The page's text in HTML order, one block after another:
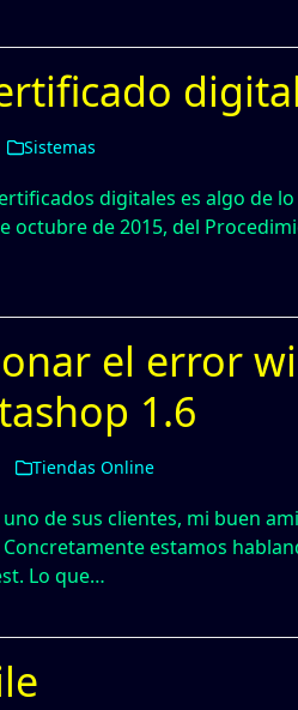
Sistemas
digitales es algo de
octubre de 2015, del
el error
1.6
Tiendas Online
de sus clientes, mi buen
estamos
Lo que…